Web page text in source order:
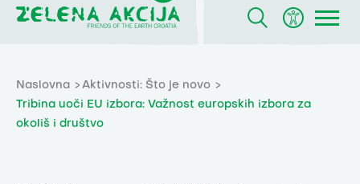
Naslovna
Aktivnosti: Što je novo
Tribina uoči EU izbora: Važnost europskih izbora za
okoliš i društvo